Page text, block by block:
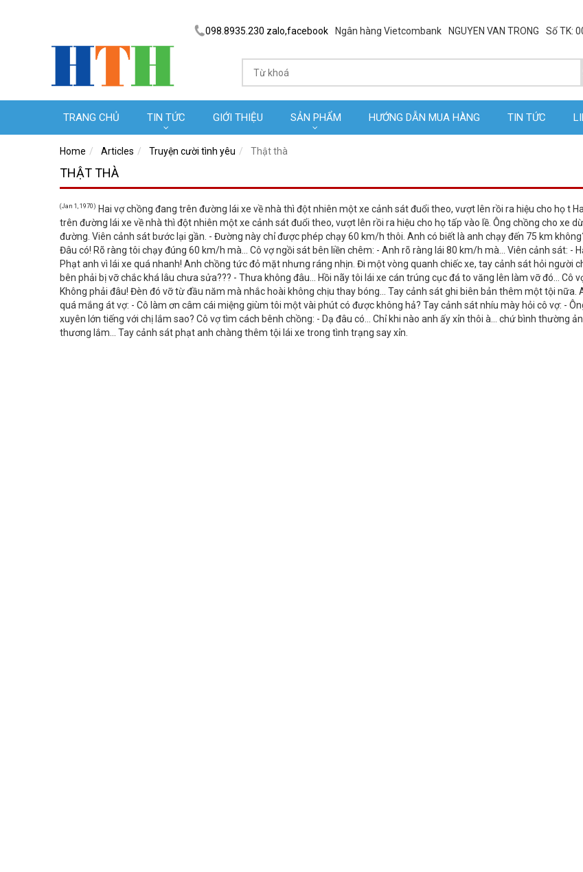
098.8935.230 zalo,facebook Ngân hàng Vietcombank NGUYEN VAN TRONG Số TK:
TRANG CHỦ TIN TỨC GIỚI THIỆU SẢN PHẨM HƯỚNG DẪN MUA HÀNG TIN TỨC
Home Articles Truyện cười tình yêu Thật thà
THẬT THÀ
(Jan 1, 1970) Hai vợ chồng đang trên đường lái xe về nhà thì đột nhiên một xe cảnh sát đuổi theo, vượt lên rồi ra hiệu cho họ t
trên đường lái xe về nhà thì đột nhiên một xe cảnh sát đuổi theo, vượt lên rồi ra hiệu cho họ tấp vào lề. Ông chồng cho xe
đường. Viên cảnh sát bước lại gần. - Đường này chỉ được phép chạy 60 km/h thôi. Anh có biết là anh chạy đến 75 km
Đâu có! Rõ ràng tôi chạy đúng 60 km/h mà... Cô vợ ngồi sát bên liền chêm: - Anh rõ ràng lái 80 km/h mà... Viên cảnh sát: -
Phạt anh vì lái xe quá nhanh! Anh chồng tức đỏ mặt nhưng ráng nhịn. Đi một vòng quanh chiếc xe, tay cảnh sát hỏi người
bên phải bị vỡ chắc khá lâu chưa sửa??? - Thưa không đâu... Hồi nãy tôi lái xe cán trúng cục đá to văng lên làm vỡ đó... Cô
Không phải đâu! Đèn đó vỡ từ đầu năm mà nhắc hoài không chịu thay bóng… Tay cảnh sát ghi biên bản thêm một tội nữa.
quá mắng át vợ: - Cô làm ơn câm cái miệng giùm tôi một vài phút có được không hả? Tay cảnh sát nhíu mày hỏi cô vợ: -
xuyên lớn tiếng với chị lắm sao? Cô vợ tìm cách bênh chồng: - Dạ đâu có... Chỉ khi nào anh ấy xỉn thôi à... chứ bình thường
thương lắm... Tay cảnh sát phạt anh chàng thêm tội lái xe trong tình trạng say xỉn.